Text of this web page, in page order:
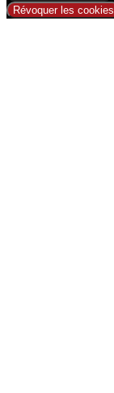
Révoquer les cookies